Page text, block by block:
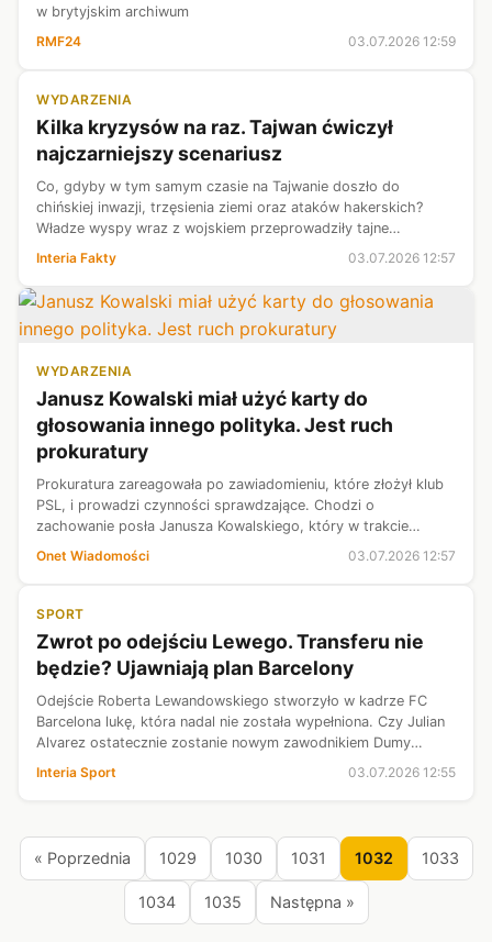
w brytyjskim archiwum
RMF24
03.07.2026 12:59
WYDARZENIA
Kilka kryzysów na raz. Tajwan ćwiczył
najczarniejszy scenariusz
Co, gdyby w tym samym czasie na Tajwanie doszło do
chińskiej inwazji, trzęsienia ziemi oraz ataków hakerskich?
Władze wyspy wraz z wojskiem przeprowadziły tajne
szczegóły manewrów.
Interia Fakty 03.07.2026 12:57
WYDARZENIA
Janusz Kowalski miał użyć karty do
głosowania innego polityka. Jest ruch
prokuratury
Prokuratura zareagowała po zawiadomieniu, które złożył klub
PSL, i prowadzi czynności sprawdzające. Chodzi o
zachowanie posła Janusza Kowalskiego, który w trakcie
głosowań posłużył się kartą posła Jarosława Rzepy.
Onet Wiadomości 03.07.2026 12:57
SPORT
Zwrot po odejściu Lewego. Transferu nie
będzie? Ujawniają plan Barcelony
Odejście Roberta Lewandowskiego stworzyło w kadrze FC
Barcelona lukę, która nadal nie została wypełniona. Czy Julian
Alvarez ostatecznie zostanie nowym zawodnikiem Dumy
zawodnik złożył t...
Interia Sport 03.07.2026 12:55
« Poprzednia 1029 1030 1031 1032 1033
1034 1035 Następna »